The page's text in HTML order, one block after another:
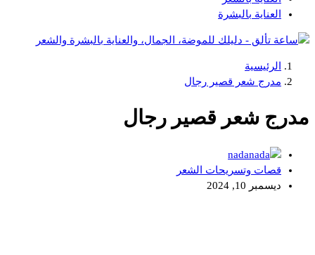
العناية بالبشرة
دليلك للموضة، الجمال، والعناية بالبشرة والشعر
الرئيسية
مدرج شعر قصير رجال
مدرج شعر قصير رجال
nada
قصات وتسريحات الشعر
ديسمبر 10, 2024